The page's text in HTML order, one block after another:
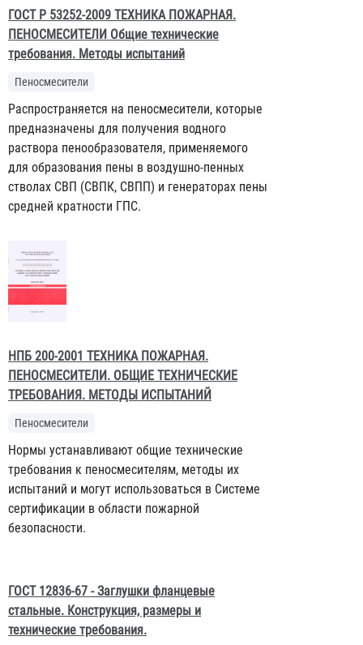
ГОСТ Р 53252-2009 ТЕХНИКА ПОЖАРНАЯ.
ПЕНОСМЕСИТЕЛИ Общие технические
требования. Методы испытаний
Пеносмесители
Распространяется на пеносмесители, которые
предназначены для получения водного
раствора пенообразователя, применяемого
для образования пены в воздушно-пенных
стволах СВП (СВПК, СВПП) и генераторах пены
средней кратности ГПС.
НПБ 200-2001 ТЕХНИКА ПОЖАРНАЯ.
ПЕНОСМЕСИТЕЛИ. ОБЩИЕ ТЕХНИЧЕСКИЕ
ТРЕБОВАНИЯ. МЕТОДЫ ИСПЫТАНИЙ
Пеносмесители
Нормы устанавливают общие технические
требования к пеносмесителям, методы их
испытаний и могут использоваться в Системе
сертификации в области пожарной
безопасности.
ГОСТ 12836-67 - Заглушки фланцевые
стальные. Конструкция, размеры и
технические требования.